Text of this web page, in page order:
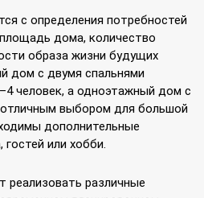
с определения потребностей
дома, количество
образа жизни будущих
дом с двумя спальнями
человек, а одноэтажный дом с
выбором для большой
дополнительные
или хобби.
различные